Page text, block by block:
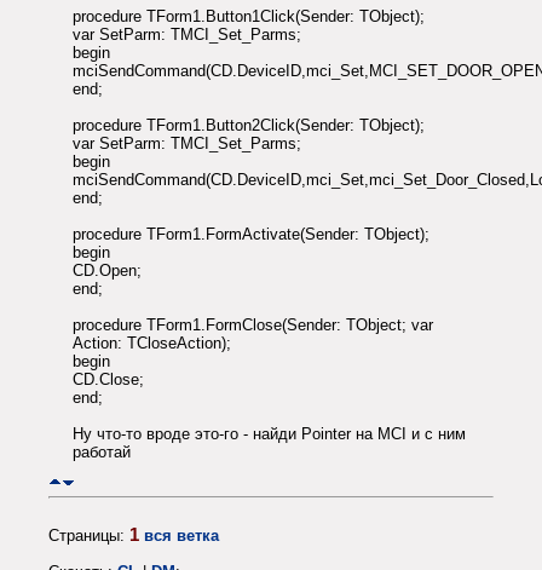
procedure TForm1.Button1Click(Sender: TObject);
var SetParm: TMCI_Set_Parms;
begin
end;
procedure TForm1.Button2Click(Sender: TObject);
var SetParm: TMCI_Set_Parms;
begin
end;
procedure TForm1.FormActivate(Sender: TObject);
begin
CD.Open;
end;
procedure TForm1.FormClose(Sender: TObject; var
Action: TCloseAction);
begin
CD.Close;
end;
Ну что-то вроде это-го - найди Pointer на MCI и с ним
работай
Страницы: 1 вся ветка